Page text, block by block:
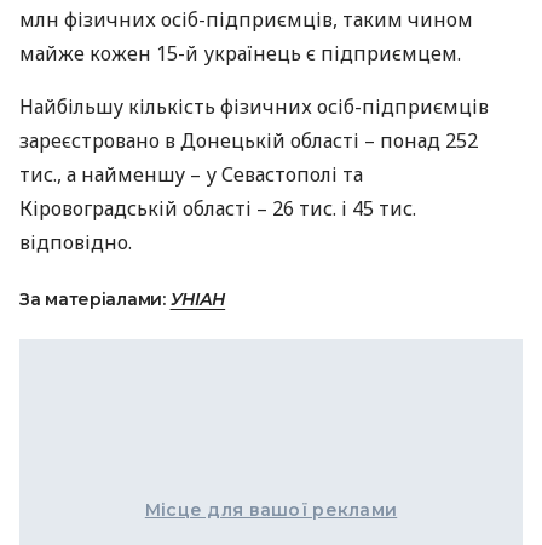
млн фізичних осіб-підприємців, таким чином
майже кожен 15-й українець є підприємцем.
Найбільшу кількість фізичних осіб-підприємців
зареєстровано в Донецькій області – понад 252
тис., а найменшу – у Севастополі та
Кіровоградській області – 26 тис. і 45 тис.
відповідно.
За матеріалами: УНІАН
Місце для вашої реклами